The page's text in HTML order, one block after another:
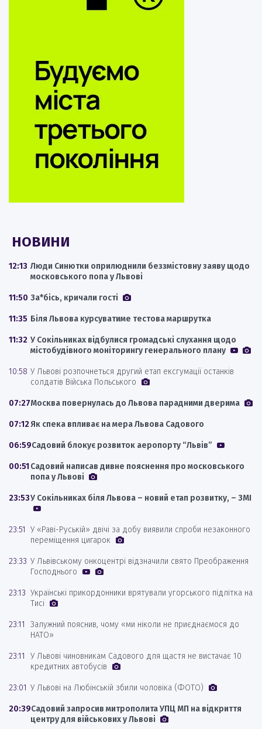
НОВИНИ
12:13 Люди Синютки оприлюднили беззмістовну заяву щодо
московського попа у Львові
11:50 За*бісь, кричали гості
11:35 Біля Львова курсуватиме тестова маршрутка
11:32 У Сокільниках відбулися громадські слухання щодо
містобудівного моніторингу генерального плану
10:58 У Львові розпочнеться другий етап ексгумації останків
солдатів Війська Польського
07:27Москва повернулась до Львова парадними дверима
07:12Як спека впливає на мера Львова Садового
06:59Садовий блокує розвиток аеропорту “Львів”
00:51 Садовий написав дивне пояснення про московського
попа у Львові
23:53У Сокільниках біля Львова – новий етап розвитку, – ЗМІ
23:51 У «Раві-Руській» двічі за добу виявили спроби незаконного
переміщення цигарок
23:33 У Львівському онкоцентрі відзначили свято Преображення
Господнього
23:13 Українські прикордонники врятували угорського підлітка на
Тисі
23:11
Залужний пояснив, чому «ми ніколи не приєднаємося до
НАТО»
23:11
У Львові чиновникам Садового для щастя не вистачає 10
кредитних автобусів
23:01 У Львові на Любінській збили чоловіка (ФОТО)
20:39Садовий запросив митрополита УПЦ МП на відкриття
центру для військових у Львові